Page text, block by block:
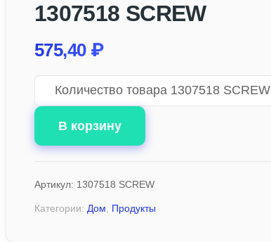
1307518 SCREW
575,40 ₽
Количество товара 1307518 SCREW
В корзину
Артикул: 1307518 SCREW
Категории: Дом, Продукты